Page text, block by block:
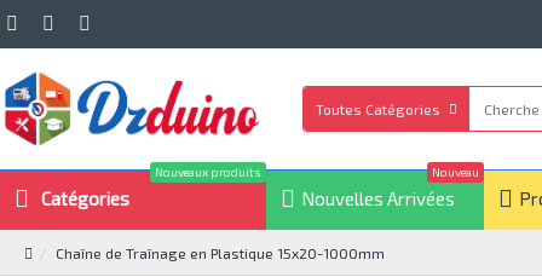
Toutes Catégories
Catégories
Nouveaux produits
Nouvelles Arrivées
Nouveau
Chaîne de Traînage en Plastique 15x20-1000mm